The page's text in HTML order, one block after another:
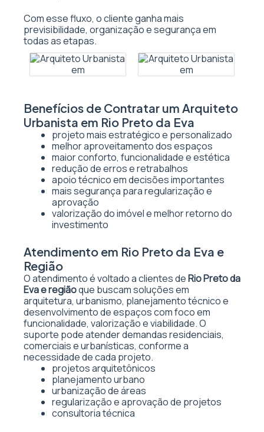
Com esse fluxo, o cliente ganha mais
previsibilidade, organização e segurança em
todas as etapas.
Benefícios de Contratar um Arquiteto
Urbanista em Rio Preto da Eva
projeto mais estratégico e personalizado
melhor aproveitamento dos espaços
maior conforto, funcionalidade e estética
redução de erros e retrabalhos
apoio técnico em decisões importantes
mais segurança para regularização e
aprovação
valorização do imóvel e melhor retorno do
investimento
Atendimento em Rio Preto da Eva e
Região
O atendimento é voltado a clientes deRio Preto da
Eva e regiãoque buscam soluções em
arquitetura, urbanismo, planejamento técnico e
desenvolvimento de espaços com foco em
funcionalidade, valorização e viabilidade. O
suporte pode atender demandas residenciais,
comerciais e urbanísticas, conforme a
necessidade de cada projeto.
projetos arquitetônicos
planejamento urbano
urbanização de áreas
regularização e aprovação de projetos
consultoria técnica